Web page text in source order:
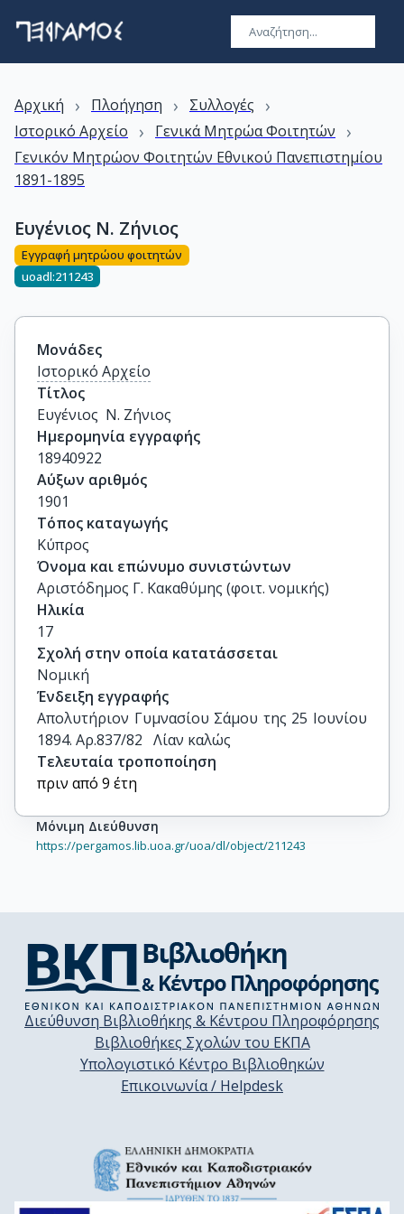
Αρχική › Πλοήγηση › Συλλογές ›
Ιστορικό Αρχείο › Γενικά Μητρώα Φοιτητών ›
Γενικόν Μητρώον Φοιτητών Εθνικού Πανεπιστημίου
1891-1895
Ευγένιος Ν. Ζήνιος
Εγγραφή μητρώου φοιτητών
uoadl:211243
Μονάδες
Ιστορικό Αρχείο
Τίτλος
Ευγένιος  Ν. Ζήνιος
Ημερομηνία εγγραφής
18940922
Αύξων αριθμός
1901
Τόπος καταγωγής
Κύπρος
Όνομα και επώνυμο συνιστώντων
Αριστόδημος Γ. Κακαθύμης (φοιτ. νομικής)
Ηλικία
17
Σχολή στην οποία κατατάσσεται
Νομική
Ένδειξη εγγραφής
Απολυτήριον Γυμνασίου Σάμου της 25 Ιουνίου
1894. Αρ.837/82   Λίαν καλώς
Τελευταία τροποποίηση
πριν από 9 έτη
Μόνιμη Διεύθυνση
https://pergamos.lib.uoa.gr/uoa/dl/object/211243
Διεύθυνση Βιβλιοθήκης & Κέντρου Πληροφόρησης
Βιβλιοθήκες Σχολών του ΕΚΠΑ
Υπολογιστικό Κέντρο Βιβλιοθηκών
Επικοινωνία / Helpdesk